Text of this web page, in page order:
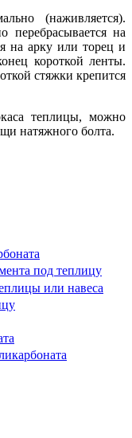
(наживляется).
перебрасывается на
на арку или торец и
короткой ленты.
стяжки крепится
теплицы, можно
натяжного болта.
под теплицу
или навеса